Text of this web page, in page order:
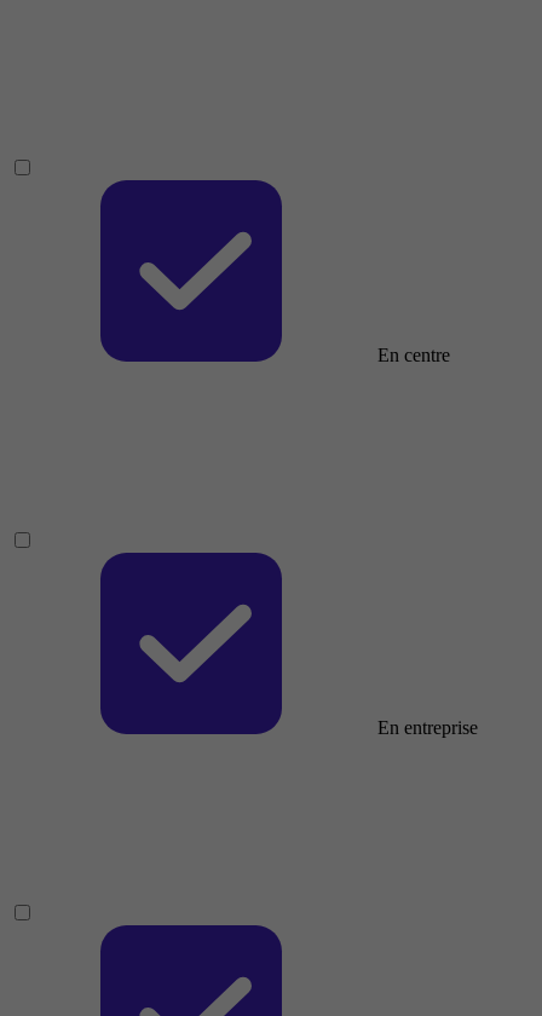
En centre
En entreprise